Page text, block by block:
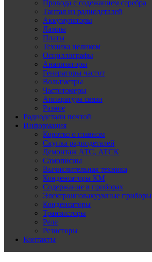
Провода с содежанием серебра
Тантал из радиодеталей
Аккумуляторы
Лампы
Платы
Техника целиком
Осциллографы
Анализаторы
Генераторы частот
Вольтметры
Частотомеры
Аппаратура связи
Разное
Радиодетали почтой
Информация
Коротко о главном
Скупка радиодеталей
Демонтаж АТС, АТСК
Самописцы
Вычислительная техника
Конденсаторы КМ
Содержание в приборах
Электронновакуумные приборы
Конденсаторы
Транзисторы
Реле
Резисторы
Контакты